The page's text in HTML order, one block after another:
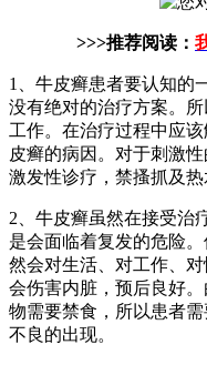
>>>推荐阅读：
1、牛皮癣患者要认知的
没有绝对的治疗方案。
工作。在治疗过程中应
皮癣的病因。对于刺激
激发性诊疗，禁搔抓及
2、牛皮癣虽然在接受治
是会面临着复发的危险
然会对生活、对工作、
会伤害内脏，预后良好
物需要禁食，所以患者
不良的出现。